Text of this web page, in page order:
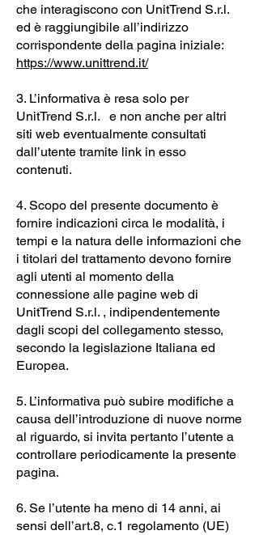
che interagiscono con UnitTrend S.r.l.
ed è raggiungibile all’indirizzo
corrispondente della pagina iniziale:
https://www.unittrend.it/
3. L’informativa è resa solo per
UnitTrend S.r.l. e non anche per altri
siti web eventualmente consultati
dall’utente tramite link in esso
contenuti.
4. Scopo del presente documento è
fornire indicazioni circa le modalità, i
tempi e la natura delle informazioni che
i titolari del trattamento devono fornire
agli utenti al momento della
connessione alle pagine web di
UnitTrend S.r.l. , indipendentemente
dagli scopi del collegamento stesso,
secondo la legislazione Italiana ed
Europea.
5. L’informativa può subire modifiche a
causa dell’introduzione di nuove norme
al riguardo, si invita pertanto l’utente a
controllare periodicamente la presente
pagina.
6. Se l’utente ha meno di 14 anni, ai
sensi dell’art.8, c.1 regolamento (UE)